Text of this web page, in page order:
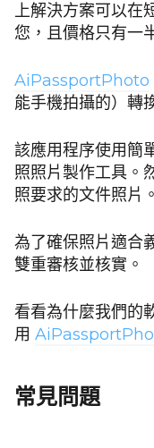
上解決方案可以在
您，且價格只有一
AiPassportPhoto
能手機拍攝的）轉
該應用程序使用簡
照照片製作工具。
照要求的文件照片。
為了確保照片適合
雙重審核並核實。
看看為什麼我們的
用
常見問題